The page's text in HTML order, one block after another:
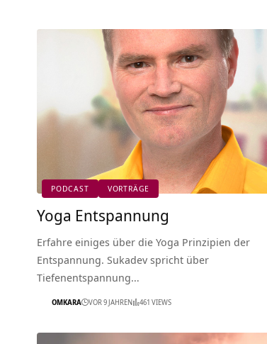
PODCAST VORTRÄGE
Yoga Entspannung
Erfahre einiges über die Yoga Prinzipien der
Entspannung. Sukadev spricht über
Tiefenentspannung…
OMKARA VOR 9 JAHREN 461 VIEWS